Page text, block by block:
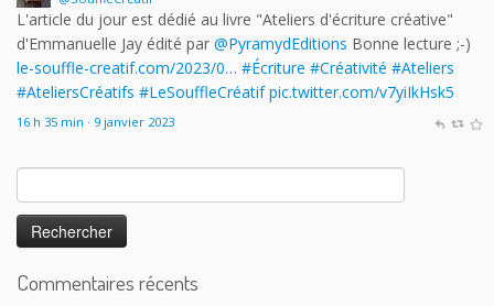
correctement sauf les auteurs qui me dérange. 150 auteurs sur
200 touchent le RSA à Angoulême excusez-moi mais les calculs
sont pas bons...
19 h 59 min · 25 janvier 2023
d'Emmanuelle Jay édité par@PyramydEditionsBonne lecture ;-)
le-souffle-creatif.com/2023/0… #Écriture #Créativité #Ateliers
#AteliersCréatifs #LeSouffleCréatif pic.twitter.com/v7yiIkHsk5
16 h 35 min · 9 janvier 2023
Rechercher :
Commentaires récents